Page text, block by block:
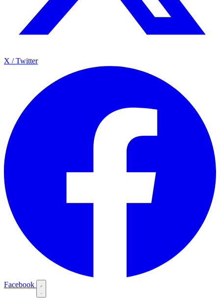
X / Twitter
Facebook